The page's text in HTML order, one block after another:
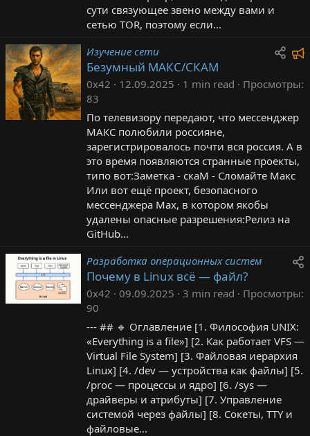
сути связующее звено между вами и
сетью TOR, поэтому если...
Изучение сети
Безумный МАКС/СКАМ
0x42 12.09.2025 1 min read
Просмотры
83
По телевизору передают, что мессенджер
МАКС полюбили россияне,
зарегистрировалось почти вся россия. А в
это время появляются странные проекты,
типо вот:Заметка - скаМ - Сломайте Макс
Или вот ещё проект, безопасного
мессенджера Maх, в котором якобы
удалены опасные разрешения:Релиз на
GitHub...
Разработка операционных систем
Почему в Linux всё — файл?
0x42 09.09.2025 3 min read
Просмотры
90
--- ## 🔹 Оглавление [1. Философия UNIX:
«Everything is a file»] [2. Как работает VFS —
Virtual File System] [3. Файловая иерархия
Linux] [4. /dev — устройства как файлы] [5.
/proc — процессы и ядро] [6. /sys —
драйверы и атрибуты] [7. Управление
системой через файлы] [8. Сокеты, TTY и
файловые...